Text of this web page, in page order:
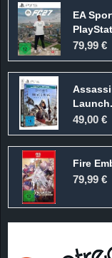
EA
79,99 €
49,00 €
Fire
79,99 €